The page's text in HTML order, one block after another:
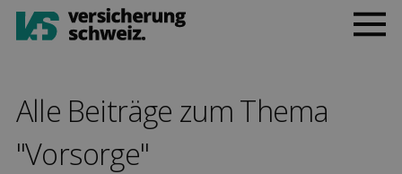
Alle Beiträge zum Thema
"Vorsorge"